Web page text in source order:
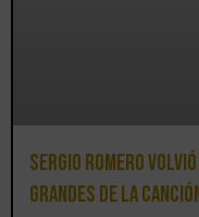
Sergio Romero
grandes de la